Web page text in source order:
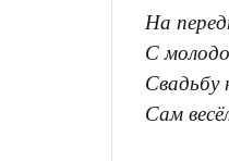
На
С
Свадьбу
Сам